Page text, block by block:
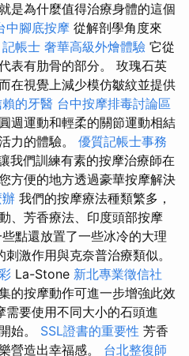
是為什麼值得治療身體的這個
中腳底按摩 從解剖學角度來
記帳士 奢華高級外燴體驗 它從
表有肋骨的部分。 玫瑰石英
在視覺上減少模仿皺紋並提供
的牙醫 台中按摩排毒討論區
週運動和輕柔的關節運動相結
力的體驗。 優質記帳士事務
我們訓練有素的按摩治療師在
方便的地方透過豪華按摩解決
我們的按摩療法種類繁多，
、芳香療法、印度頭部按摩
點還放置了一些冰冷的大理
激作用與克奈普治療類似。
La-Stone 新北專業徵信社
的按摩動作可進一步增強此效
需要使用不同大小的石頭進
始。 SSL證書的重要性 芳香
營造出幸福感。 台北整復師